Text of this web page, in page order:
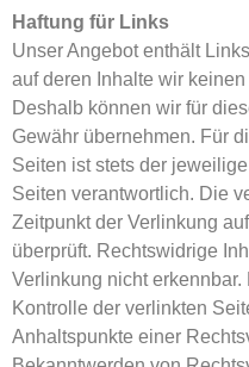
Haftung für Links
Unser Angebot enthält
auf deren Inhalte wir
Deshalb können wir für
Gewähr übernehmen. Für
Seiten ist stets der
Seiten verantwortlich. Die
Zeitpunkt der Verlinkung
überprüft. Rechtswidrige
Verlinkung nicht
Kontrolle der verlinkten
Anhaltspunkte einer